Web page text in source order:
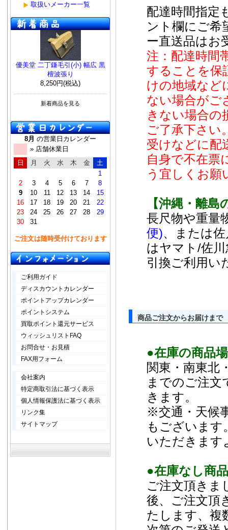
取扱いメーカー一覧
優美堂 二丁鎌毛引(小) 幅広 黒
檀波張り
8,250円(税込)
新着商品を見る
8月 の営業日カレンダー
» 店舗休業日
日
月 火 水 木 金
土
1
2
3 4 5 6 7
8
9
10 11 12 13 14
15
16
17 18 19 20 21
22
23
24 25 26 27 28
29
30
31
ご注文は随時受付けております
ご利用ガイド
ディスカウントカレンダー
ポイントアップカレンダー
ポイントシステム
買取ポイント還元サービス
ウィッシュリストFAQ
お問合せ・お見積
FAX用フォーム
会社案内
特定商取引法に基づく表示
個人情報保護法に基づく表示
リンク集
サイトマップ
配達時間指定
ント欄にご希
ー直送品はお
注：配達時間
することを保
けの地域など
ない場合がご
きない場合の
ご了承下さい
受けなどに配
自身で不在票
う宜しくお願
【沖縄・離島
長尺物や重量
便)、または
はヤマト/佐
引換ご利用い
商品ご注文からお届けまで
●在庫の商品
関東・南東北
までのご注文
きます。
※交通・天候
もございます
いただきます
●在庫なし商
ご注文頂きま
後、ご注文頂
たします、複